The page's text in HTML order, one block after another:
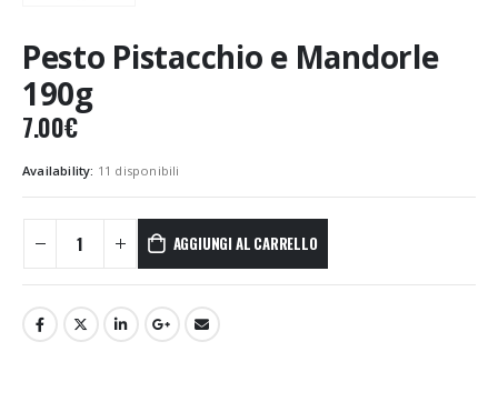
Pesto Pistacchio e Mandorle
190g
7.00€
Availability: 11 disponibili
AGGIUNGI AL CARRELLO